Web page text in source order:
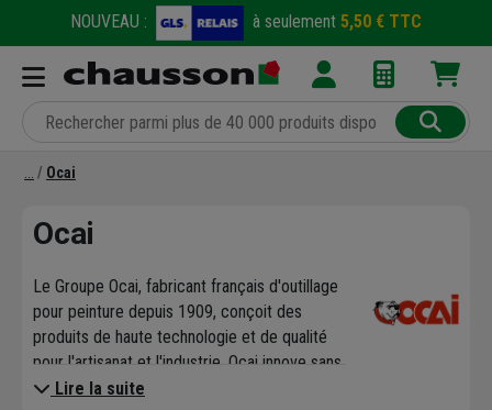
NOUVEAU : à seulement 5,50 € TTC
Ocai
Ocai
Le Groupe Ocai, fabricant français d'outillage
pour peinture depuis 1909, conçoit des
produits de haute technologie et de qualité
pour l'artisanat et l'industrie. Ocai innove sans
cesse pour proposer des produits répondant
Lire la suite